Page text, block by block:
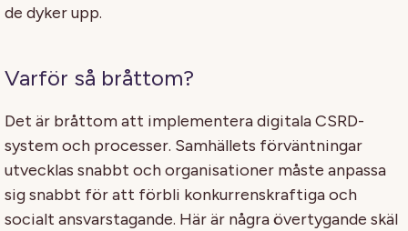
de dyker upp.
Varför så bråttom?
Det är bråttom att implementera digitala CSRD-
system och processer. Samhällets förväntningar
utvecklas snabbt och organisationer måste anpassa
sig snabbt för att förbli konkurrenskraftiga och
socialt ansvarstagande. Här är några övertygande skäl